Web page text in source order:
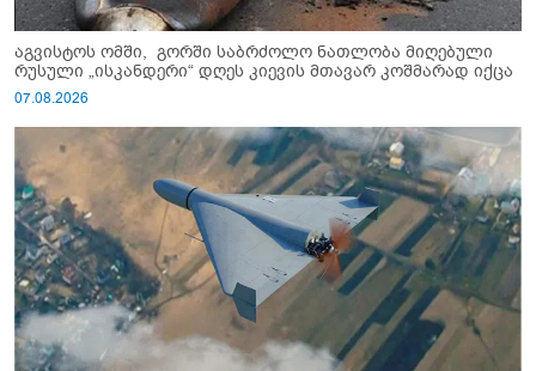
აგვისტოს ომში, გორში საბრძოლო ნათლობა მიღებული
რუსული „ისკანდერი“ დღეს კიევის მთავარ კოშმარად იქცა
07.08.2026